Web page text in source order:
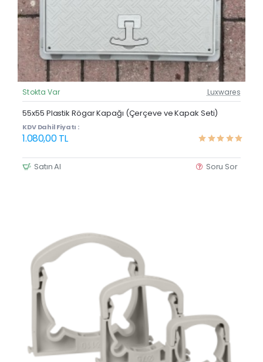
Güncel Fiyat
Çok Satan
Stokta Var Luxwares
55x55 Plastik Rögar Kapağı (Çerçeve ve Kapak Seti)
KDV Dahil Fiyatı :
1.080,00 TL
Satın Al Soru Sor